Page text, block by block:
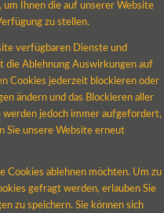
Ihnen die auf unserer Website
zu stellen.
verfügbaren Dienste und
die Ablehnung Auswirkungen auf
Cookies jederzeit blockieren oder
ändern und das Blockieren aller
werden jedoch immer aufgefordert,
Sie unsere Website erneut
Cookies ablehnen möchten. Um zu
gefragt werden, erlauben Sie
zu speichern. Sie können sich